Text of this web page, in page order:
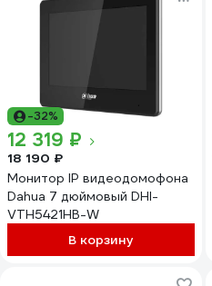
-32%
12 319 ₽
18 190 ₽
Монитор IP видеодомофона
Dahua 7 дюймовый DHI-
VTH5421HB-W
В корзину